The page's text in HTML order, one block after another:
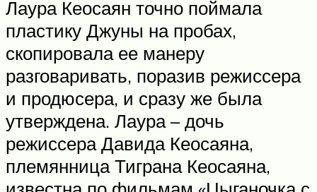
Лаура Кеосаян точно поймала
пластику Джуны на пробах,
скопировала ее манеру
разговаривать, поразив режиссера
и продюсера, и сразу же была
утверждена. Лаура – дочь
режиссера Давида Кеосаяна,
племянница Тиграна Кеосаяна,